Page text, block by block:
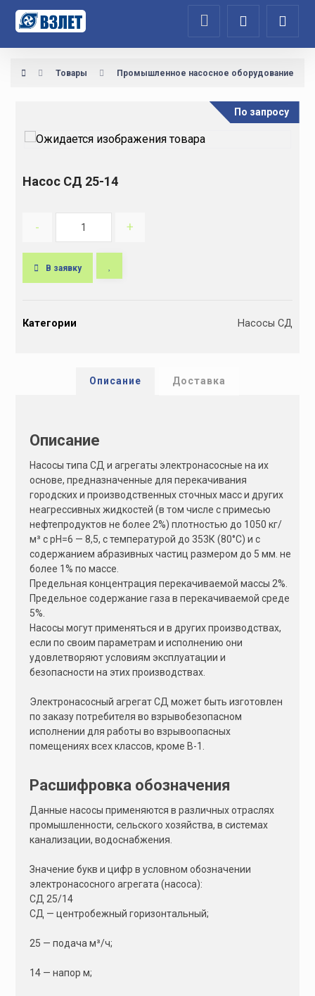
Товары Промышленное насосное оборудование
Насос СД 25-14
По запросу
- +
В заявку
tКатегории Насосы СД
Описание Доставка
Описание
Насосы типа СД и агрегаты электронасосные на их
основе, предназначенные для перекачивания
городских и производственных сточных масс и других
неагрессивных жидкостей (в том числе с примесью
нефтепродуктов не более 2%) плотностью до 1050 кг/
м³ с рН=6 — 8,5, с температурой до 353К (80°С) и с
содержанием абразивных частиц размером до 5 мм. не
более 1% по массе.
Предельная концентрация перекачиваемой массы 2%.
Предельное содержание газа в перекачиваемой среде
5%.
Насосы могут применяться и в других производствах,
если по своим параметрам и исполнению они
удовлетворяют условиям эксплуатации и
безопасности на этих производствах.
Электронасосный агрегат СД может быть изготовлен
по заказу потребителя во взрывобезопасном
исполнении для работы во взрывоопасных
помещениях всех классов, кроме В-1.
Расшифровка обозначения
Данные насосы применяются в различных отраслях
промышленности, сельского хозяйства, в системах
канализации, водоснабжения.
Значение букв и цифр в условном обозначении
электронасосного агрегата (насоса):
СД 25/14
СД — центробежный горизонтальный;
25 — подача м³/ч;
14 — напор м;